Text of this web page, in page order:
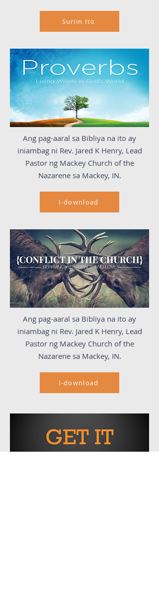
Suriin Ito
Ang pag-aaral sa Bibliya na ito ay
iniambag ni Rev. Jared K Henry, Lead
Pastor ng Mackey Church of the
Nazarene sa Mackey, IN.
I-download
Ang pag-aaral sa Bibliya na ito ay
iniambag ni Rev. Jared K Henry, Lead
Pastor ng Mackey Church of the
Nazarene sa Mackey, IN.
I-download